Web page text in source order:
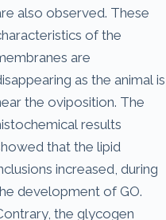
also observed. These
of the
are
as the animal is
the oviposition. The
results
that the lipid
increased, during
development of GO.
the glycogen